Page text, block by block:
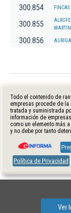
300.854 FINCAS
300.855
300.856 AURIGA
Todo el contenido de
empresas procede de la
tratada y suministrada
información de
como un elemento más
y no debe por tanto
Política de Privacidad
Ver